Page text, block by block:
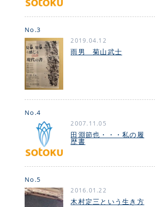
No.3
2019.04.12
雨男 菊山武士
No.4
2007.11.05
田淵節也・・・私の履
歴書
No.5
2016.01.22
木村定三という生き方